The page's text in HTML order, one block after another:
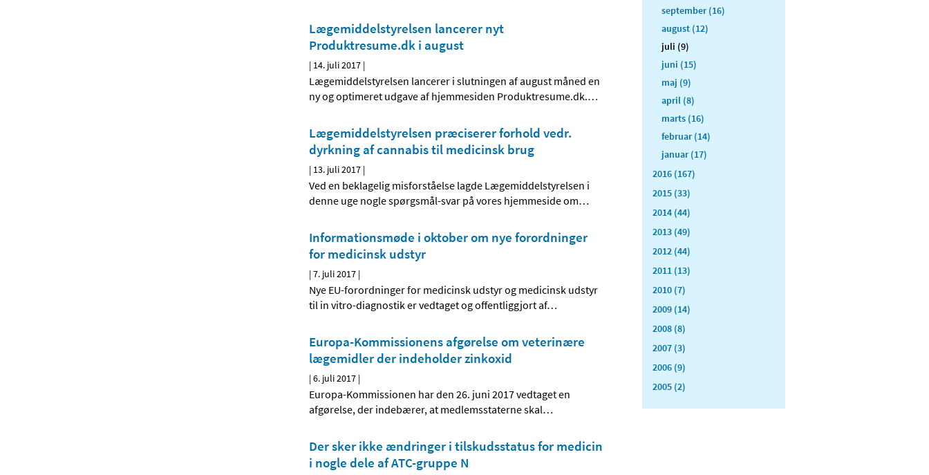
Lægemiddelstyrelsen lancerer nyt
Produktresume.dk i august
| 14. juli 2017 |
Lægemiddelstyrelsen lancerer i slutningen af august måned en
ny og optimeret udgave af hjemmesiden Produktresume.dk.…
Lægemiddelstyrelsen præciserer forhold vedr.
dyrkning af cannabis til medicinsk brug
| 13. juli 2017 |
Ved en beklagelig misforståelse lagde Lægemiddelstyrelsen i
denne uge nogle spørgsmål-svar på vores hjemmeside om…
Informationsmøde i oktober om nye forordninger
for medicinsk udstyr
|7. juli 2017 |
Nye EU-forordninger for medicinsk udstyr og medicinsk udstyr
til in vitro-diagnostik er vedtaget og offentliggjort af…
Europa-Kommissionens afgørelse om veterinære
lægemidler der indeholder zinkoxid
|6. juli 2017 |
Europa-Kommissionen har den 26. juni 2017 vedtaget en
afgørelse, der indebærer, at medlemsstaterne skal…
Der sker ikke ændringer i tilskudsstatus for medicin
i nogle dele af ATC-gruppe N
september (16)
august (12)
juli (9)
juni (15)
maj (9)
april (8)
marts (16)
februar (14)
januar (17)
2016 (167)
2015 (33)
2014 (44)
2013 (49)
2012 (44)
2011 (13)
2010 (7)
2009 (14)
2008 (8)
2007 (3)
2006 (9)
2005 (2)